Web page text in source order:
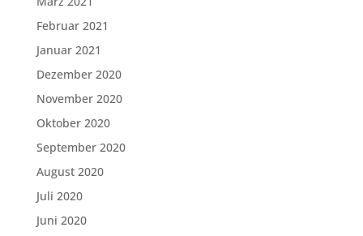
Februar 2021
Januar 2021
Dezember 2020
November 2020
Oktober 2020
September 2020
August 2020
Juli 2020
Juni 2020